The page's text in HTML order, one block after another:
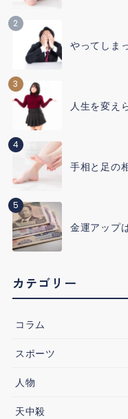
2
やってしま
3
人生を変え
4
手相と足の
5
金運アップ
カテゴリー
コラム
スポーツ
人物
天中殺